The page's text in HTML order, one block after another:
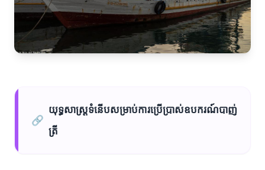
🔗
យុទ្ធសាស្ត្រទំនើបសម្រាប់ការប្រើប្រាស់ឧបករណ៍បាញ់
ត្រី